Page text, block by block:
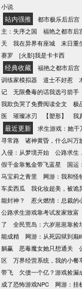
教
快
小说
站内强推 都市极乐后后宫
主：失序之国
福艳之都市后
天
我在异界有座城 末日重
赛罗
[火影]我是卡卡西
经典收藏 福艳之都市后宫
训练家模拟器
道士不好惹
记
无限叠毒的话我选弓箭手
我欺负哭了免费阅读全文
极
医
璀璨冰刃 【塑形】 我
最近更新 求生游戏：她千
寻常路
诸神黄昏，什么叫万
入侵：从梦境开始
公路求生
假千金靠氪金带飞蓝星
国运
马宝莉之青里
网游：我和怪
车卖西瓜
我化妆超美，被诡
能封神？
惹火燃情：总裁的
公路求生游戏靠考试发家致富
了
全民荒岛：六岁崽崽靠捡
能成精
网游：从死囚狱到巅
躺赢
恶毒魔女她只想通关
区
万界经营系统，我的小餐
带飞
欠债一个亿？游戏捡漏
成了恐怖游戏NPC
网游：挂